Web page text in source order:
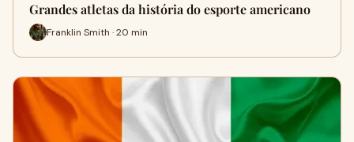
Grandes atletas da história do esporte americano
Franklin Smith · 20 min